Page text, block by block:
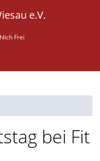
e.V.
Frei
bei Fit